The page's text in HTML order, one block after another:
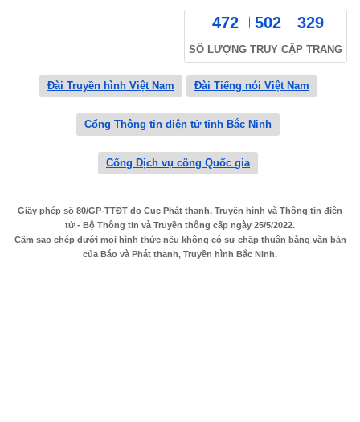
472 502 329
SỐ LƯỢNG TRUY CẬP TRANG
Đài Truyền hình Việt Nam Đài Tiếng nói Việt Nam
Cổng Thông tin điện tử tỉnh Bắc Ninh
Cổng Dịch vụ công Quốc gia
Giấy phép số 80/GP-TTĐT do Cục Phát thanh, Truyền hình và Thông tin điện
tử - Bộ Thông tin và Truyền thông cấp ngày 25/5/2022.
Cấm sao chép dưới mọi hình thức nếu không có sự chấp thuận bằng văn bản
của Báo và Phát thanh, Truyền hình Bắc Ninh.